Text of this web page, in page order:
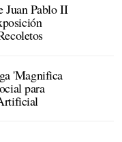
Juan Pablo II
'Magnifica
para